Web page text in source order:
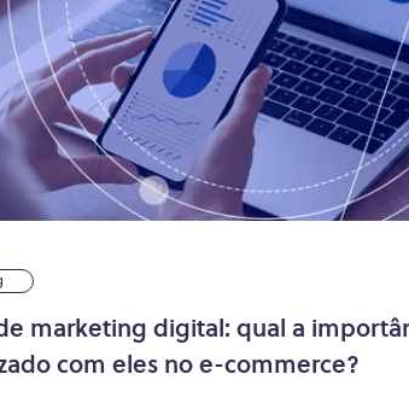
marketing digital: qual a
com eles no e-commerce?